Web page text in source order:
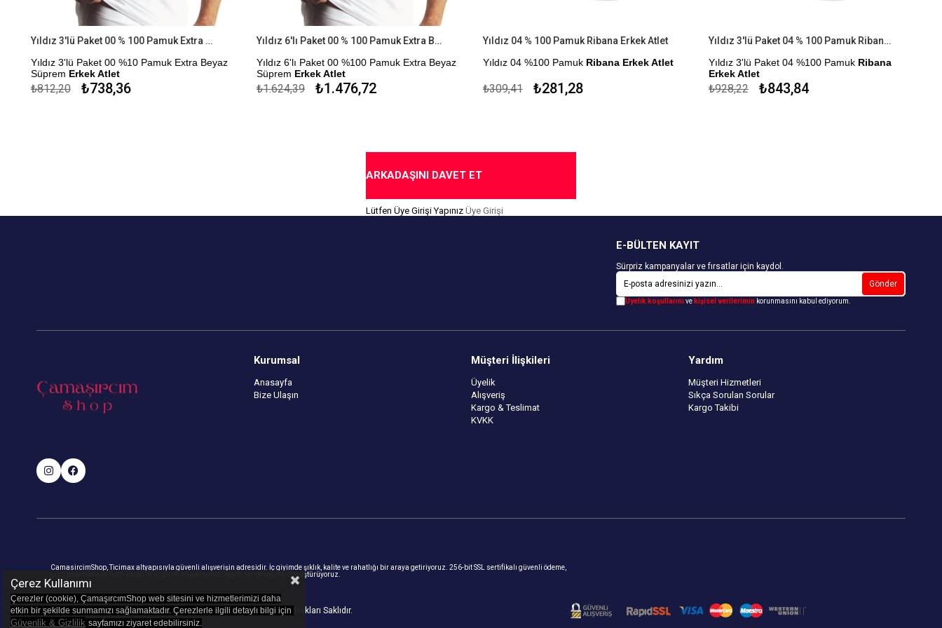
Yıldız 3'lü Paket 00 % 100 Pamuk Extra Beyaz Süprem Erkek Atlet
Yıldız 3'lü Paket 00 %10 Pamuk Extra Beyaz
Süprem Erkek Atlet
Çekmezlik Sanfor Testi Yapılmıştır.
₺738,36
₺812,20
Yıldız 6'lı Paket 00 % 100 Pamuk Extra Beyaz Süprem Erkek Atlet
Yıldız 6'lı Paket 00 %100 Pamuk Extra Beyaz
Süprem Erkek Atlet
Çekmezlik Sanfor Testi Yapılmıştır.
₺1.476,72
₺1.624,39
Yıldız 04 % 100 Pamuk Ribana Erkek Atlet
Yıldız 04 %100 Pamuk Ribana Erkek Atlet
Çekmezlik Sanfor Testi Yapılmıştır.
₺281,28
₺309,41
Yıldız 3'lü Paket 04 % 100 Pamuk Ribana Erkek Atlet
Yıldız 3'lü Paket 04 %100 Pamuk Ribana
Erkek Atlet
Çekmezlik Sanfor Testi Yapılmıştır.
₺843,84
₺928,22
ARKADAŞINI DAVET ET
Lütfen Üye Girişi Yapınız Üye Girişi
E-BÜLTEN KAYIT
Sürpriz kampanyalar ve fırsatlar için kaydol.
Gönder
Üyelik koşullarınıve kişisel verileriminkorunmasını kabul ediyorum.
Kurumsal
Anasayfa
Bize Ulaşın
Müşteri İlişkileri
Üyelik
Alışveriş
Kargo & Teslimat
KVKK
Yardım
Müşteri Hizmetleri
Sıkça Sorulan Sorular
Kargo Takibi
CamasircimShop, Ticimax altyapısıyla güvenli alışverişin adresidir. İç giyimde şıklık, kalite ve rahatlığı bir araya getiriyoruz. 256-bit SSL sertifikalı güvenli ödeme,
gizli paketleme ve hızlı kargo ile iç giyim alışverişinizi keyifli bir deneyime dönüştürüyoruz.
© 2023camasircimshop.com- Tüm Hakları Saklıdır.
Çerez Kullanımı
Çerezler (cookie), ÇamaşırcımShop web sitesini ve hizmetlerimizi daha
etkin bir şekilde sunmamızı sağlamaktadır. Çerezlerle ilgili detaylı bilgi için
Güvenlik & Gizlilik sayfamızı ziyaret edebilirsiniz.